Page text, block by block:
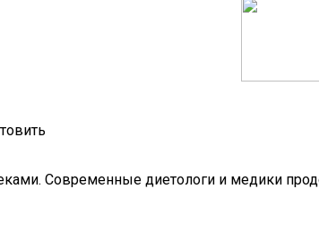
Современные диетологи и медики